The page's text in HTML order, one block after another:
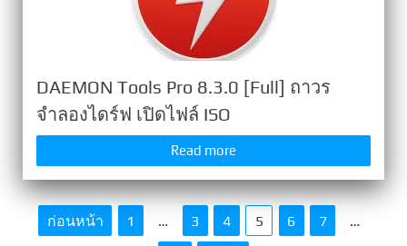
DAEMON Tools Pro 8.3.0 [Full] ถาวร
จำลองไดร์ฟ เปิดไฟล์ ISO
Read more
ก่อนหน้า 1 … 3 4 5 6 7 …